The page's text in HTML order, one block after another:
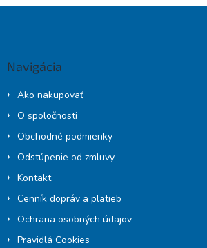
Navigácia
Ako nakupovať
O spoločnosti
Obchodné podmienky
Odstúpenie od zmluvy
Kontakt
Cenník dopráv a platieb
Ochrana osobných údajov
Pravidlá Cookies